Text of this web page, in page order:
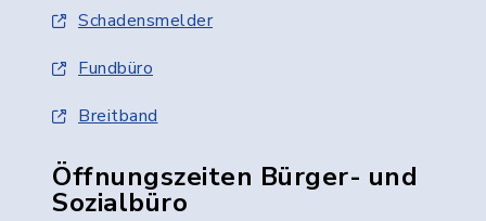
Schadensmelder
Fundbüro
Breitband
Öffnungszeiten Bürger- und
Sozialbüro